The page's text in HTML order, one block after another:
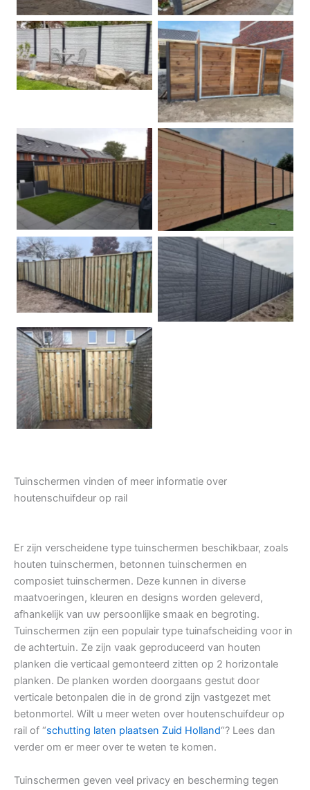
Betonschutting
Dubbele poort
Betonpalen schutting Douglas
Hout beton schuttingen Rots motief antraciet
Tuindeur grenen
Tuinschermen vinden of meer informatie over
houtenschuifdeur op rail
Er zijn verscheidene type tuinschermen beschikbaar, zoals
houten tuinschermen, betonnen tuinschermen en
composiet tuinschermen. Deze kunnen in diverse
maatvoeringen, kleuren en designs worden geleverd,
afhankelijk van uw persoonlijke smaak en begroting.
Tuinschermen zijn een populair type tuinafscheiding voor in
de achtertuin. Ze zijn vaak geproduceerd van houten
planken die verticaal gemonteerd zitten op 2 horizontale
planken. De planken worden doorgaans gestut door
verticale betonpalen die in de grond zijn vastgezet met
betonmortel. Wilt u meer weten over houtenschuifdeur op
rail of “schutting laten plaatsen Zuid Holland“? Lees dan
verder om er meer over te weten te komen.
Tuinschermen geven veel privacy en bescherming tegen